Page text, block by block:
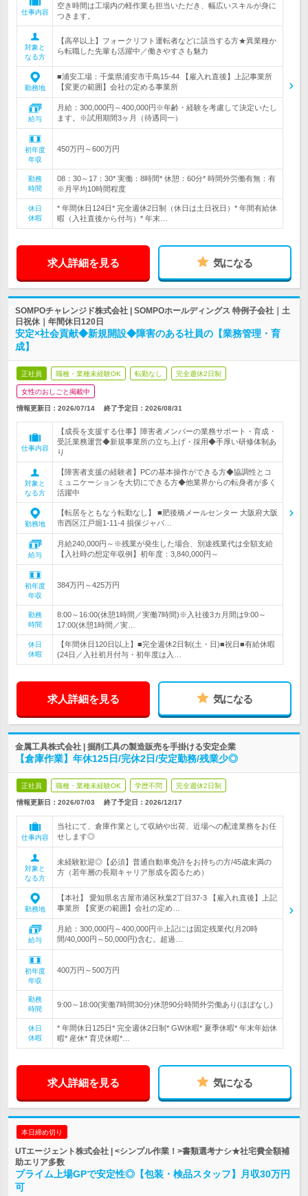
仕事内容
空き時間は工場内の軽作業も担当いただき、幅広いスキルが身に
つきます。
対象と
なる方
【高卒以上】フォークリフト運転者などに該当する方★異業種か
ら転職した先輩も活躍中／働きやすさも魅力
勤務地
■浦安工場：千葉県浦安市千鳥15-44 【雇入れ直後】上記事業所
【変更の範囲】会社の定める事業所
給与
月給：300,000円～400,000円※年齢・経験を考慮して決定いたし
ます。※試用期間3ヶ月（待遇同一）
初年度
年収
450万円～600万円
勤務
時間
08：30～17：30* 実働：8時間* 休憩：60分* 時間外労働有無：有
※月平均10時間程度
休日
休暇
* 年間休日124日* 完全週休2日制（休日は土日祝日）* 年間有給休
暇（入社直後から付与）* 年末…
求人詳細を見る 気になる
SOMPOチャレンジド株式会社 | SOMPOホールディングス 特例子会社｜土
日祝休｜年間休日120日
安定×社会貢献◆新規開設◆障害のある社員の【業務管理・育
成】
正社員 職種・業種未経験OK 転勤なし 完全週休2日制
女性のおしごと掲載中
情報更新日：2026/07/14 終了予定日： 2026/08/31
仕事内容
【成長を支援する仕事】障害者メンバーの業務サポート・育成・
受託業務運営◆新規事業所の立ち上げ・採用◆手厚い研修体制あ
り
対象と
なる方
【障害者支援の経験者】PCの基本操作ができる方◆協調性とコ
ミュニケーションを大切にできる方◆他業界からの転身者が多く
活躍中
勤務地
【転居をともなう転勤なし】 ■肥後橋メールセンター 大阪府大阪
市西区江戸堀1-11-4 損保ジャパ…
給与
月給240,000円～※残業が発生した場合、別途残業代は全額支給
【入社時の想定年収例】初年度：3,840,000円～
初年度
年収
384万円～425万円
勤務
時間
8:00～16:00(休憩1時間／実働7時間)※入社後3カ月間は9:00～
17:00(休憩1時間／実…
休日
休暇
【年間休日120日以上】■完全週休2日制(土・日)■祝日■有給休暇
(24日／入社初月付与・初年度は入…
求人詳細を見る 気になる
金属工具株式会社 | 掘削工具の製造販売を手掛ける安定企業
【倉庫作業】年休125日/完休2日/安定勤務/残業少◎
正社員 職種・業種未経験OK 学歴不問 完全週休2日制
情報更新日：2026/07/03 終了予定日： 2026/12/17
仕事内容
当社にて、倉庫作業として収納や出荷、近場への配達業務をお任
せします◎
対象と
なる方
未経験歓迎◎【必須】普通自動車免許をお持ちの方/45歳未満の
方（若年層の長期キャリア形成を図るため）
勤務地
【本社】 愛知県名古屋市港区秋葉2丁目37-3 【雇入れ直後】上記
事業所 【変更の範囲】会社の定め…
給与
月給：300,000円～400,000円※上記には固定残業代(月20時
間/40,000円～50,000円)含む。超過…
初年度
年収
400万円～500万円
勤務
時間
9:00～18:00(実働7時間30分)休憩90分時間外労働あり(ほぼなし)
休日
休暇
* 年間休日125日* 完全週休2日制* GW休暇* 夏季休暇* 年末年始休
暇* 産休* 育児休暇*…
求人詳細を見る 気になる
本日締め切り
UTエージェント株式会社 | <シンプル作業！>書類選考ナシ★社宅費全額補
助エリア多数
プライム上場GPで安定性◎【包装・検品スタッフ】月収30万円
可